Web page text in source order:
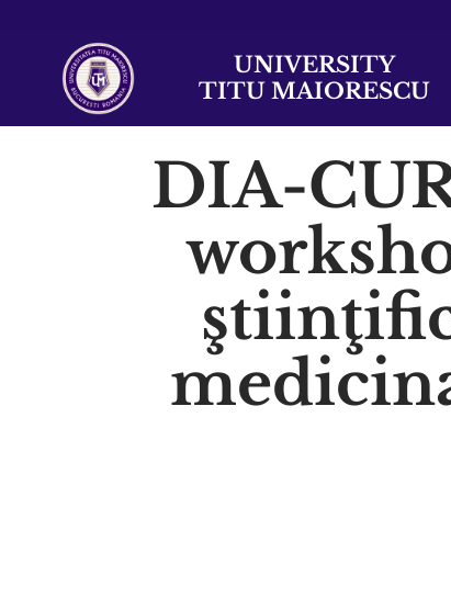
UNIVERSITY
TITU MAIORESCU
DIA-